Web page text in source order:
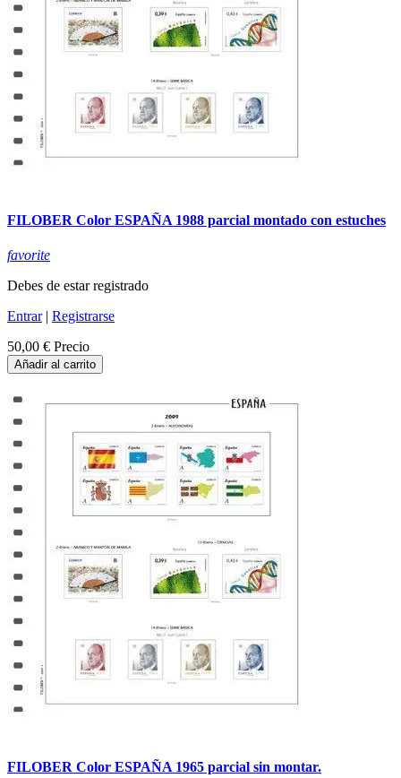
FILOBER Color ESPAÑA 1988 parcial montado con estuches
favorite
Debes de estar registrado
Entrar| Registrarse
50,00 € Precio
Añadir al carrito
FILOBER Color ESPAÑA 1965 parcial sin montar.